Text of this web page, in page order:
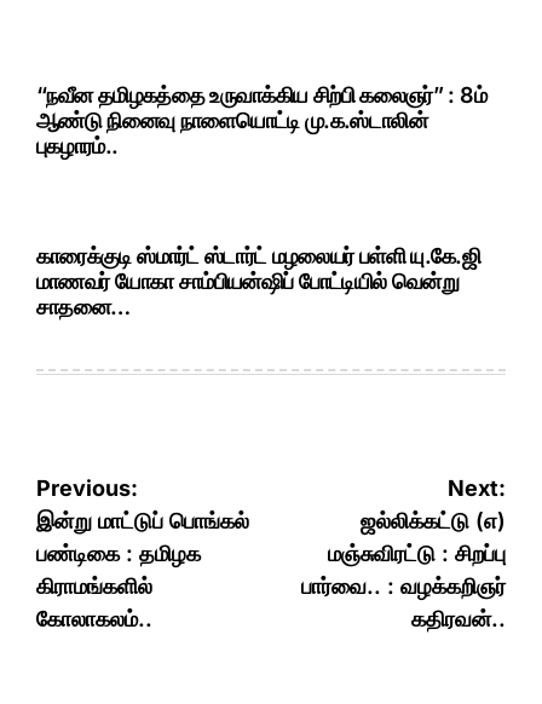
“நவீன தமிழகத்தை உருவாக்கிய சிற்பி கலைஞர்” : 8ம்
ஆண்டு நினைவு நாளையொட்டி மு.க.ஸ்டாலின்
புகழாரம்..
காரைக்குடி ஸ்மார்ட் ஸ்டார்ட் மழலையர் பள்ளி யு.கே.ஜி
மாணவர் யோகா சாம்பியன்ஷிப் போட்டியில் வென்று
சாதனை…
Post
navigation
Previous:
இன்று மாட்டுப் பொங்கல்
பண்டிகை : தமிழக
கிராமங்களில்
கோலாகலம்..
Next:
ஜல்லிக்கட்டு (எ)
மஞ்சுவிரட்டு : சிறப்பு
பார்வை.. : வழக்கறிஞர்
கதிரவன்..